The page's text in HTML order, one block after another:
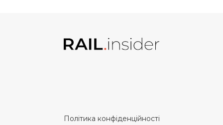
Політика конфіденційності